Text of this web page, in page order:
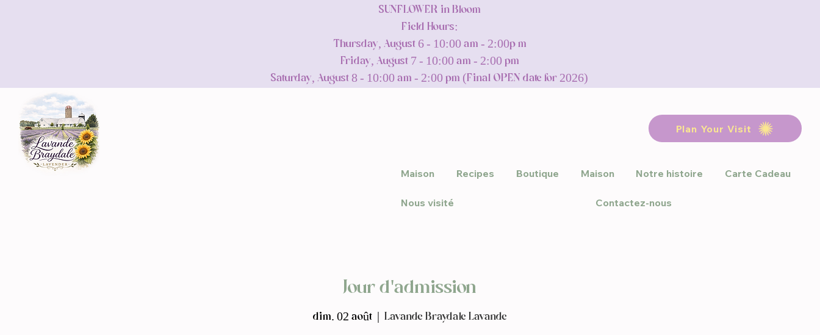
SUNFLOWER in Bloom
Field Hours:
Thursday, August 6 - 10:00 am - 2:00p m
Friday, August 7 - 10:00 am - 2:00 pm
Saturday, August 8 - 10:00 am - 2:00 pm (Final OPEN date for 2026)
Plan Your Visit
Maison Recipes Boutique Maison Notre histoire Carte Cadeau
Nous visité Contactez-nous
Jour d'admission
dim. 02 août Lavande Braydale Lavande